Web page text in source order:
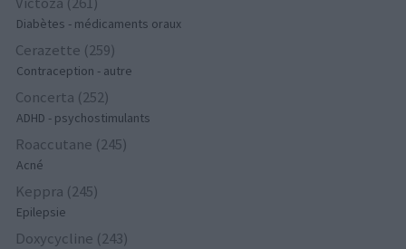
Diabètes - médicaments oraux
Cerazette (259)
Contraception - autre
Concerta (252)
ADHD - psychostimulants
Roaccutane (245)
Acné
Keppra (245)
Epilepsie
Doxycycline (243)